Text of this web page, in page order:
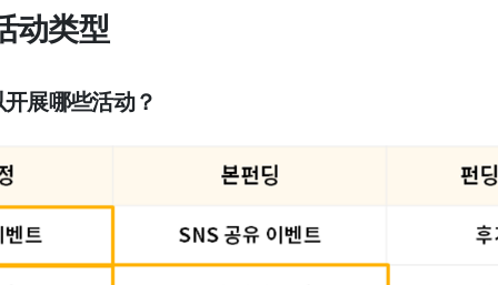
动类型
展哪些活动？